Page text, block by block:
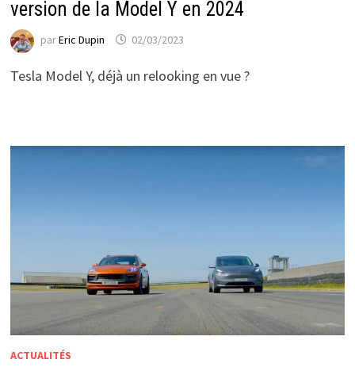
version de la Model Y en 2024
parEric Dupin 02/03/2023
Tesla Model Y, déjà un relooking en vue ?
ACTUALITÉS